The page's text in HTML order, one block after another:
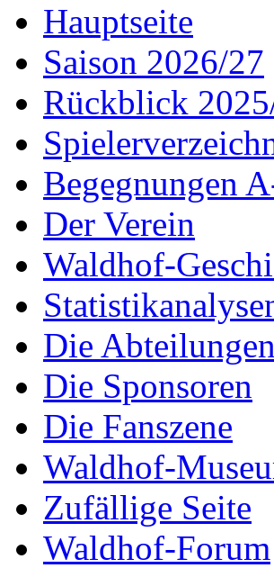
Hauptseite
Saison 2026/27
Rückblick
Begegnungen
Der Verein
Waldhof-
Die Abteilungen
Die Sponsoren
Die Fanszene
Waldhof-
Zufällige Seite
Waldhof-Forum